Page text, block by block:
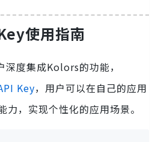
使用指南
度集成Kolors的功能，
Key，用户可以在自己的应用
，实现个性化的应用场景。